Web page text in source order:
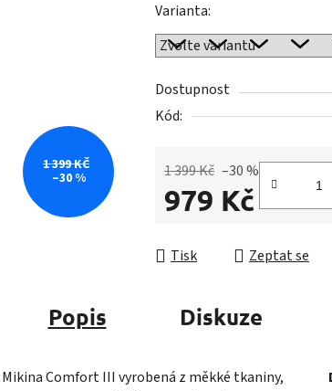
0,0
z
hvězdiček.
Varianta:
Dostupnost
Kód:
1 399 Kč –30 %
979 Kč
Tisk Zeptat se
1 399 KČ
–30 %
Popis Diskuze
Mikina Comfort III vyrobená z měkké tkaniny,